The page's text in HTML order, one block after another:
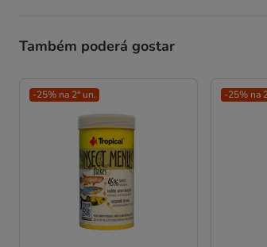
Também poderá gostar
-25% na 2ª un. -25% na